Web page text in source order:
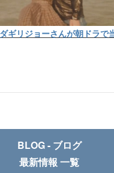
ギリジョーさんが朝ドラで
BLOG - ブログ
最新情報 一覧